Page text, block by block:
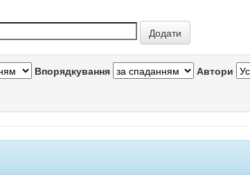
Впорядкування Автори